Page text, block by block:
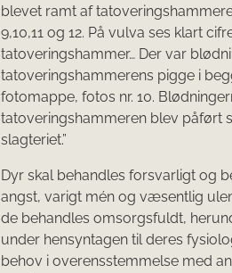
blevet ramt af
9,10,11 og 12. På vulva ses klart
tatoveringshammer… Der var
tatoveringshammerens pigge i
fotomappe, fotos nr. 10.
tatoveringsham­meren blev påført
slagteriet.”
Dyr skal behandles forsvarligt og
angst, varigt mén og væsentlig
de behandles omsorgsfuldt,
under hensyntagen til deres
behov i overensstemmelse med